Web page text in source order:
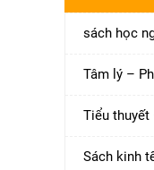
sách học
Tâm lý –
Tiểu
Sách kinh